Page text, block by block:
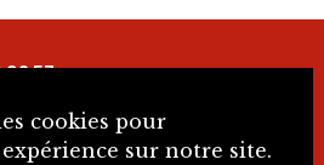
92 57
cookies pour
sur notre site.